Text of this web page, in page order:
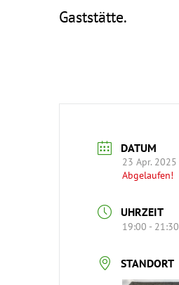
Gaststätte.
DATUM
23 Apr. 2025
Abgelaufen!
UHRZEIT
19:00 - 21:30
STANDORT